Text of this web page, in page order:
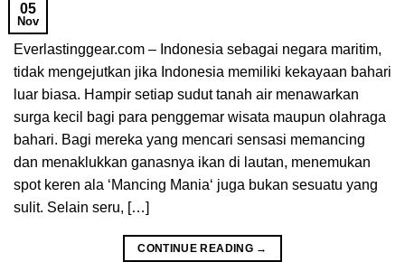
05
Nov
Everlastinggear.com – Indonesia sebagai negara maritim,
tidak mengejutkan jika Indonesia memiliki kekayaan bahari
luar biasa. Hampir setiap sudut tanah air menawarkan
surga kecil bagi para penggemar wisata maupun olahraga
bahari. Bagi mereka yang mencari sensasi memancing
dan menaklukkan ganasnya ikan di lautan, menemukan
spot keren ala ‘Mancing Mania‘ juga bukan sesuatu yang
sulit. Selain seru, […]
CONTINUE READING →